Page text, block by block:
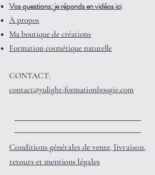
Vos questions: je réponds en vidéos ici
À propos
Ma boutique de créations
Formation cosmétique naturelle
CONTACT:
contact@yulight-formationbougie.com
Conditions générales de vente, livraison,
retours et mentions légales